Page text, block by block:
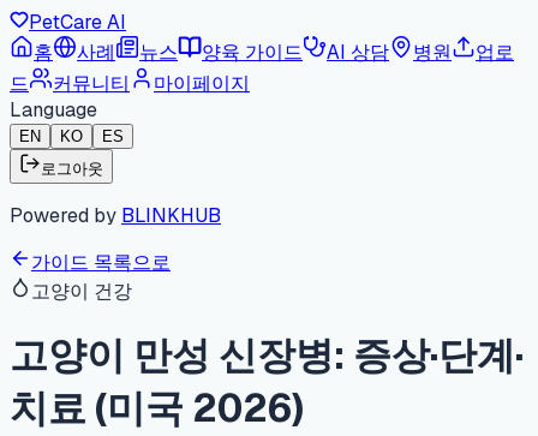
PetCare AI
홈
사례 뉴스 양육 가이드 AI 상담 병원
업로
드
커뮤니티
마이페이지
Language
EN KO
ES
로그아웃
Powered by BLINKHUB
가이드 목록으로
고양이 건강
고양이 만성 신장병: 증상·단계·
치료 (미국 2026)